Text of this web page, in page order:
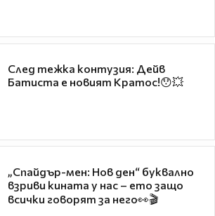
След тежка контузия: Дейв
Батиста е новият Кратос!😯💥
„Спайдър-мен: Нов ден“ буквално
взриви кината у нас – ето защо
всички говорят за него👀🎬